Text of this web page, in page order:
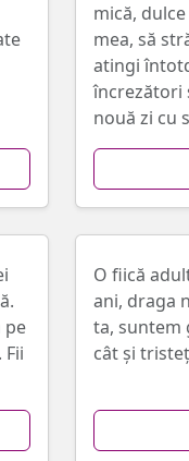
mică,
mea, să
atingi
încrezători
nouă zi cu
pe
O fiică
ani, draga
ta, suntem
cât și